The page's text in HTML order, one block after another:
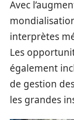
Avec
interprètes
Les
également
de gestion
les grandes